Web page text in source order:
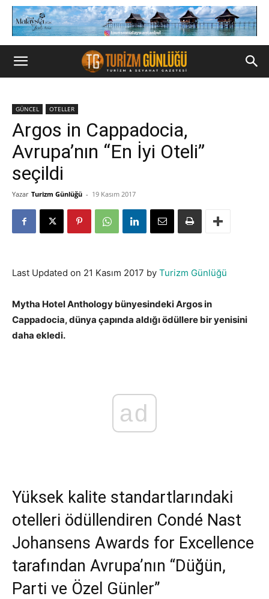
GÜNCEL OTELLER
Argos in Cappadocia,
Avrupa’nın “En İyi Oteli”
seçildi
Yazar Turizm Günlüğü - 19 Kasım 2017
Last Updated on 21 Kasım 2017 by Turizm Günlüğü
Mytha Hotel Anthology bünyesindeki Argos in
Cappadocia, dünya çapında aldığı ödüllere bir yenisini
daha ekledi.
ad
Yüksek kalite standartlarındaki
otelleri ödüllendiren Condé Nast
Johansens Awards for Excellence
tarafından Avrupa’nın “Düğün,
Parti ve Özel Günler”